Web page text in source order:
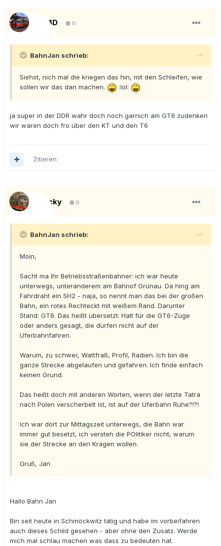
KT4D 0
BahnJan schrieb:
Siehst, nich mal die kriegen das hin, mit den Schleifen, wie
sollen wir das dan machen.
:lol:
ja super in der DDR wahr doch noch garnich am GT6 zudenken
wir waren doch fro über den KT und den T6
Zitieren
Blacky 0
BahnJan schrieb:
Moin,
Sacht ma Ihr Betriebsstraßenbahner: ich war heute
unterwegs, unteranderem am Bahnof Grünau. Da hing am
Fahrdraht ein SH2 - naja, so nennt man das bei der großen
Bahn, ein rotes Rechteckt mit weißem Rand. Darunter
Stand: GT6. Das heißt übersetzt: Halt für die GT6-Züge
oder anders gesagt, die dürfen nicht auf der
Uferbahnfahren.
Warum, zu schwer, Wattfraß, Profil, Radien. Ich bin die
ganze Strecke abgelaufen und gefahren. Ich finde einfach
keinen Grund.
Das heißt doch mit anderen Worten, wenn der letzte Tatra
nach Polen verscherbelt ist, ist auf der Uferbahn Ruhe?!?!
Ich war dort zur Mittagszeit unterwegs, die Bahn war
immer gut besetzt, ich versteh die POlitiker nicht, warum
sie der Strecke an den Kragen wollen.
Gruß, Jan
Hallo Bahn Jan
Bin seit heute in Schmöckwitz tätig und habe im vorbeifahren
auch dieses Schild gesehen - aber ohne den Zusatz. Werde
mich mal schlau machen was dass zu bedeuten hat.